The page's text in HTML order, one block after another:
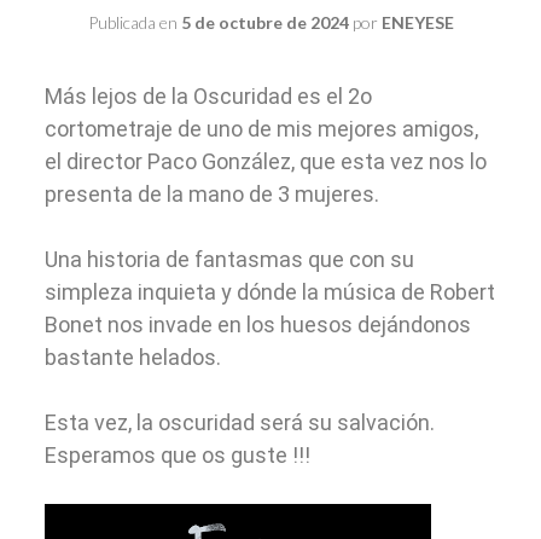
Publicada en 5 de octubre de 2024por ENEYESE
Más lejos de la Oscuridad es el 2o
cortometraje de uno de mis mejores amigos,
el director Paco González, que esta vez nos lo
presenta de la mano de 3 mujeres.
Una historia de fantasmas que con su
simpleza inquieta y dónde la música de Robert
Bonet nos invade en los huesos dejándonos
bastante helados.
Esta vez, la oscuridad será su salvación.
Esperamos que os guste !!!